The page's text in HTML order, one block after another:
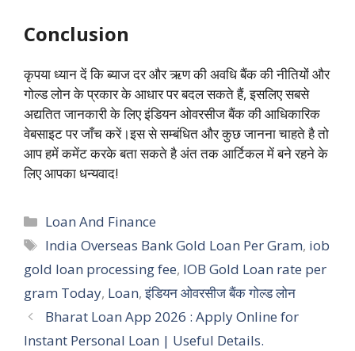
Conclusion
कृपया ध्यान दें कि ब्याज दर और ऋण की अवधि बैंक की नीतियों और
गोल्ड लोन के प्रकार के आधार पर बदल सकते हैं, इसलिए सबसे
अद्यतित जानकारी के लिए इंडियन ओवरसीज बैंक की आधिकारिक
वेबसाइट पर जाँच करें।इस से सम्बंधित और कुछ जानना चाहते है तो
आप हमें कमेंट करके बता सकते है अंत तक आर्टिकल में बने रहने के
लिए आपका धन्यवाद!
Categories
Loan And Finance
Tags
India Overseas Bank Gold Loan Per Gram, iob
gold loan processing fee, IOB Gold Loan rate per
gram Today, Loan,इंडियन ओवरसीज बैंक गोल्ड लोन
Bharat Loan App 2026 : Apply Online for
Instant Personal Loan | Useful Details.